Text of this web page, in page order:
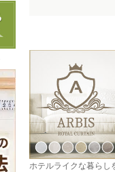
ホテルライクな暮らし